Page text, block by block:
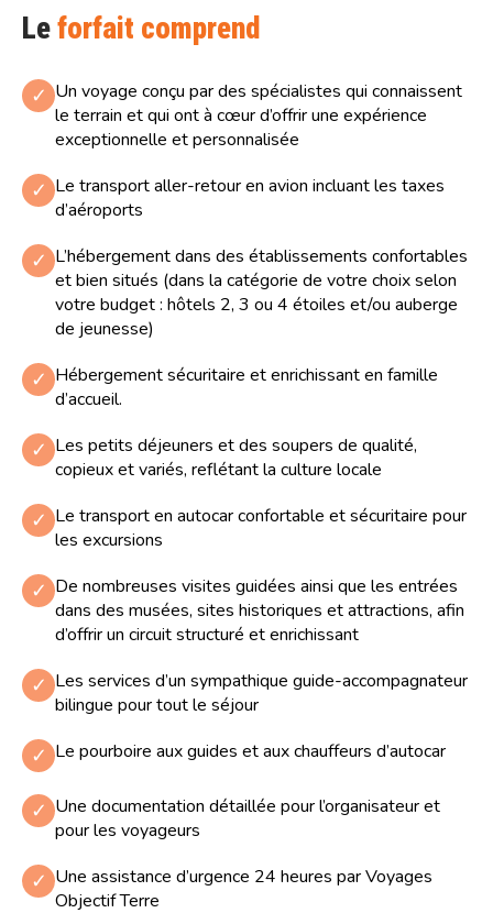
Leforfait comprend
✓ Un voyage conçu par des spécialistes qui connaissent
le terrain et qui ont à cœur d’offrir une expérience
exceptionnelle et personnalisée
✓ Le transport aller-retour en avion incluant les taxes
d’aéroports
✓ L’hébergement dans des établissements confortables
et bien situés (dans la catégorie de votre choix selon
votre budget : hôtels 2, 3 ou 4 étoiles et/ou auberge
de jeunesse)
✓ Hébergement sécuritaire et enrichissant en famille
d’accueil.
✓ Les petits déjeuners et des soupers de qualité,
copieux et variés, reflétant la culture locale
✓ Le transport en autocar confortable et sécuritaire pour
les excursions
✓ De nombreuses visites guidées ainsi que les entrées
dans des musées, sites historiques et attractions, afin
d’offrir un circuit structuré et enrichissant
✓ Les services d’un sympathique guide-accompagnateur
bilingue pour tout le séjour
✓ Le pourboire aux guides et aux chauffeurs d’autocar
✓ Une documentation détaillée pour l’organisateur et
pour les voyageurs
✓ Une assistance d’urgence 24 heures par Voyages
Objectif Terre